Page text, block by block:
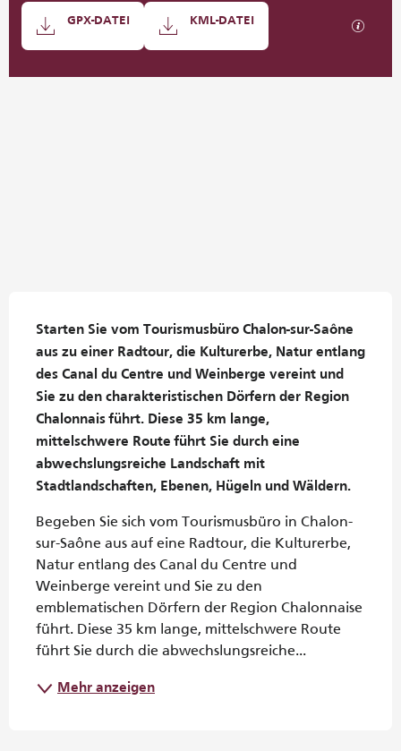
Dokumentation
GPX-DATEI KML-DATEI Mit
Starten Sie vom Tourismusbüro Chalon-sur-Saône
aus zu einer Radtour, die Kulturerbe, Natur entlang
des Canal du Centre und Weinberge vereint und
Sie zu den charakteristischen Dörfern der Region
Chalonnais führt. Diese 35 km lange,
mittelschwere Route führt Sie durch eine
abwechslungsreiche Landschaft mit
Stadtlandschaften, Ebenen, Hügeln und Wäldern.
Begeben Sie sich vom Tourismusbüro in Chalon-
sur-Saône aus auf eine Radtour, die Kulturerbe,
Natur entlang des Canal du Centre und
Weinberge vereint und Sie zu den
emblematischen Dörfern der Region Chalonnaise
führt. Diese 35 km lange, mittelschwere Route
führt Sie durch die abwechslungsreiche...
Mehr anzeigen